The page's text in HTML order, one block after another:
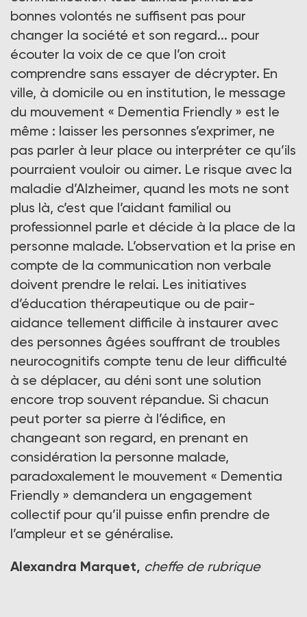
bonnes volontés ne suffisent pas pour
changer la société et son regard... pour
écouter la voix de ce que l’on croit
comprendre sans essayer de décrypter. En
ville, à domicile ou en institution, le message
du mouvement « Dementia Friendly » est le
même : laisser les personnes s’exprimer, ne
pas parler à leur place ou interpréter ce qu’ils
pourraient vouloir ou aimer. Le risque avec la
maladie d’Alzheimer, quand les mots ne sont
plus là, c’est que l’aidant familial ou
professionnel parle et décide à la place de la
personne malade. L’observation et la prise en
compte de la communication non verbale
doivent prendre le relai. Les initiatives
d’éducation thérapeutique ou de pair-
aidance tellement difficile à instaurer avec
des personnes âgées souffrant de troubles
neurocognitifs compte tenu de leur difficulté
à se déplacer, au déni sont une solution
encore trop souvent répandue. Si chacun
peut porter sa pierre à l’édifice, en
changeant son regard, en prenant en
considération la personne malade,
paradoxalement le mouvement « Dementia
Friendly » demandera un engagement
collectif pour qu’il puisse enfin prendre de
l’ampleur et se généralise.
Alexandra Marquet, cheffe de rubrique